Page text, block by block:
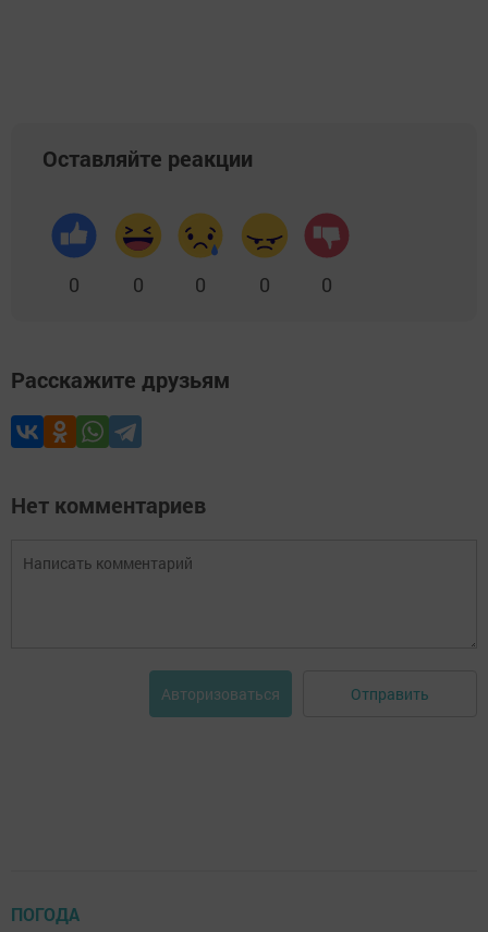
Оставляйте реакции
0 0 0 0 0
Расскажите друзьям
Нет комментариев
Авторизоваться Отправить
ПОГОДА